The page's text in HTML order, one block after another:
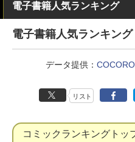
電子書籍人気ランキング
電子書籍人気ランキング
データ提供：
リスト
コミックランキングト